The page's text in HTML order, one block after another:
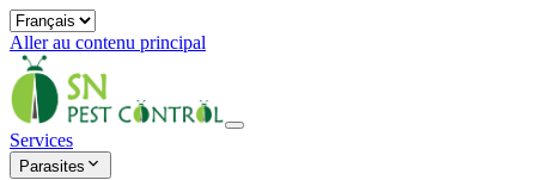
Aller au contenu principal
Services
Parasites